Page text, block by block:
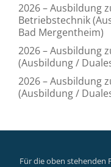
2026 – Ausbildung
Betriebstechnik
Bad Mergentheim)
2026 – Ausbildung
(Ausbildung /
2026 – Ausbildung
(Ausbildung /
Für die oben stehenden